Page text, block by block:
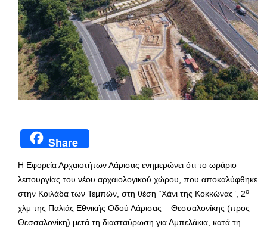
Share
H Εφορεία Αρχαιοτήτων Λάρισας ενημερώνει ότι το ωράριο
λειτουργίας του νέου αρχαιολογικού χώρου, που αποκαλύφθηκε
στην Κοιλάδα των Τεμπών, στη θέση “Χάνι της Κοκκώνας”, 2ο
χλμ της Παλιάς Εθνικής Οδού Λάρισας – Θεσσαλονίκης (προς
Θεσσαλονίκη) μετά τη διασταύρωση για Αμπελάκια, κατά τη